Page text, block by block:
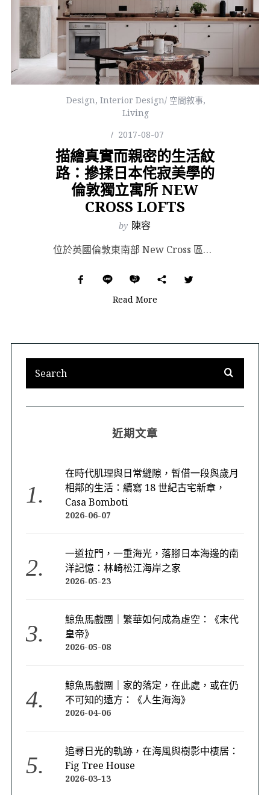
Design, Interior Design/ 空間敘事,
Living
2017-08-07
描繪真實而親密的生活紋
路：摻揉日本侘寂美學的
倫敦獨立寓所 NEW
CROSS LOFTS
by 陳容
位於英國倫敦東南部 New Cross 區的倫敦大學金匠學院（Goldsmiths, Univers...
Read More
近期文章
在時代肌理與日常縫隙，暫借一段與歲月
相鄰的生活：續寫 18 世紀古宅新章，
Casa Bomboti
2026-06-07
一道拉門，一重海光，落腳日本海邊的南
洋記憶：林崎松江海岸之家
2026-05-23
鯨魚馬戲團｜繁華如何成為虛空：《末代
皇帝》
2026-05-08
鯨魚馬戲團｜家的落定，在此處，或在仍
不可知的遠方：《人生海海》
2026-04-06
追尋日光的軌跡，在海風與樹影中棲居：
Fig Tree House
2026-03-13